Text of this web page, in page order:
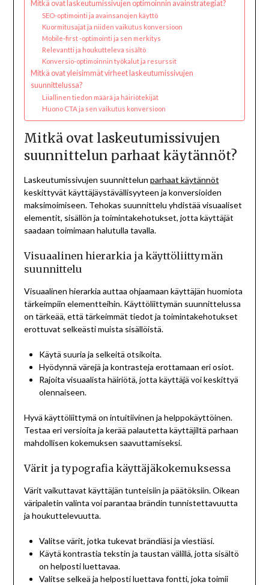
Mitkä ovat laskeutumissivujen optimoinnin avainstrategiat?
SEO-optimointi ja avainsanojen käyttö
Kuormitusajat ja niiden vaikutus konversioon
Mobile-first -optimointi ja sen merkitys
Relevantti ja houkutteleva sisältö
Konversio-optimoinnin työkalut ja resurssit
Mitkä ovat yleisimmät virheet laskeutumissivujen
suunnittelussa?
Liiallinen tiedon määrä ja häiriötekijät
Huono CTA ja sen vaikutus konversioon
Mitkä ovat laskeutumissivujen
suunnittelun parhaat käytännöt?
Laskeutumissivujen suunnittelun parhaat käytännöt
keskittyvät käyttäjäystävällisyyteen ja konversioiden
maksimoimiseen. Tehokas suunnittelu yhdistää visuaaliset
elementit, sisällön ja toimintakehotukset, jotta käyttäjät
saadaan toimimaan halutulla tavalla.
Visuaalinen hierarkia ja käyttöliittymän
suunnittelu
Visuaalinen hierarkia auttaa ohjaamaan käyttäjän huomiota
tärkeimpiin elementteihin. Käyttöliittymän suunnittelussa
on tärkeää, että tärkeimmät tiedot ja toimintakehotukset
erottuvat selkeästi muista sisällöistä.
Käytä suuria ja selkeitä otsikoita.
Hyödynnä värejä ja kontrasteja erottamaan eri osiot.
Rajoita visuaalista häiriötä, jotta käyttäjä voi keskittyä
olennaiseen.
Hyvä käyttöliittymä on intuitiivinen ja helppokäyttöinen.
Testaa eri versioita ja kerää palautetta käyttäjiltä parhaan
mahdollisen kokemuksen saavuttamiseksi.
Värit ja typografia käyttäjäkokemuksessa
Värit vaikuttavat käyttäjän tunteisiin ja päätöksiin. Oikean
väripaletin valinta voi parantaa brändin tunnistettavuutta
ja houkuttelevuutta.
Valitse värit, jotka tukevat brändiäsi ja viestiäsi.
Käytä kontrastia tekstin ja taustan välillä, jotta sisältö
on helposti luettavaa.
Valitse selkeä ja helposti luettava fontti, joka toimii